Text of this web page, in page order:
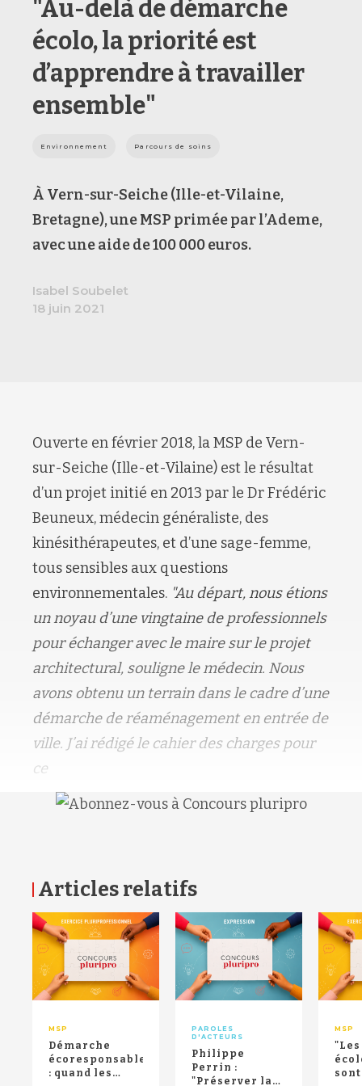
"Au-delà de démarche
écolo, la priorité est
d’apprendre à travailler
ensemble"
Environnement Parcours de soins
À Vern-sur-Seiche (Ille-et-Vilaine,
Bretagne), une MSP primée par l’Ademe,
avec une aide de 100 000 euros.
Isabel Soubelet
18 juin 2021
Ouverte en février 2018, la MSP de Vern-
sur-Seiche (Ille-et-Vilaine) est le résultat
d’un projet initié en 2013 par le Dr Frédéric
Beuneux, médecin généraliste, des
kinésithérapeutes, et d’une sage-femme,
tous sensibles aux questions
environnementales. "Au départ, nous étions
un noyau d’une vingtaine de professionnels
pour échanger avec le maire sur le projet
architectural, souligne le médecin. Nous
avons obtenu un terrain dans le cadre d’une
démarche de réaménagement en entrée de
ville. J’ai rédigé le cahier des charges pour
ce
Articles relatifs
MSP
Démarche
écoresponsable
: quand les
PAROLES
D'ACTEURS
Philippe
Perrin :
"Préserver la
MSP
RETOUR HAUT DE PAGE